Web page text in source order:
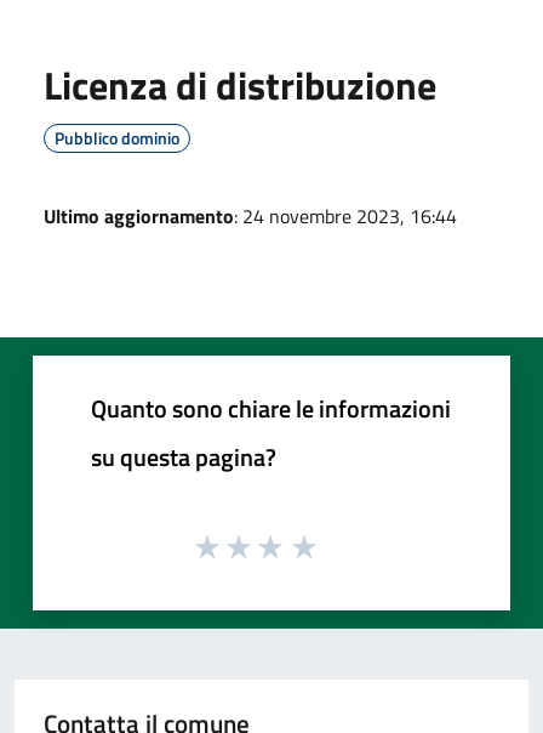
Licenza di distribuzione
Pubblico dominio
Ultimo aggiornamento: 24 novembre 2023, 16:44
Quanto sono chiare le informazioni
su questa pagina?
Contatta il comune